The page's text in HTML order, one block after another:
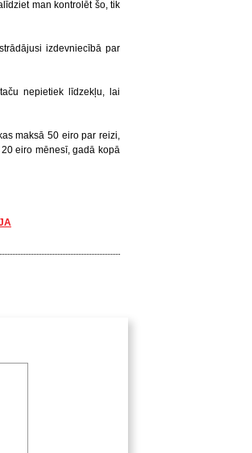
man kontrolēt šo, tik
izdevniecībā par
nepietiek līdzekļu, lai
maksā 50 eiro par reizi,
eiro mēnesī, gadā kopā